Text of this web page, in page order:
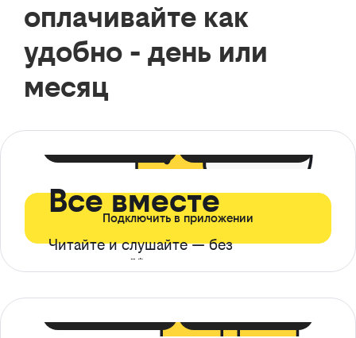
оплачивайте как
удобно - день или
месяц
Все вместе
Читайте и слушайте — без
ограничений*
Подключить в приложении